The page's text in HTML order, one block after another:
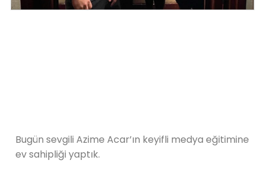
Bugün sevgili Azime Acar’ın keyifli medya eğitimine
ev sahipliği yaptık.